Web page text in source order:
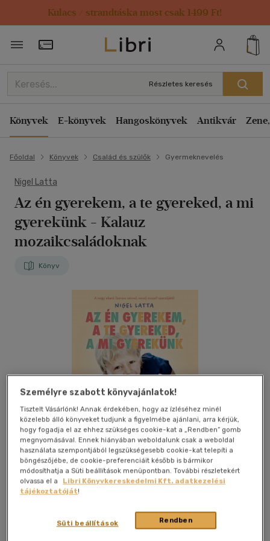
Kulacs / strandtáska most csak 1499 Ft!
Törzsvásárlói Kártya adatai
Részletes keresés
Könyvek E-könyvek Hangoskönyvek Antikvár
Főoldal Könyvek Család és szülők Gyermeknevelés
Nigel Latta
Az én gyerekem, a te gyereked, a mi
gyerekünk - Kalauz
mozaikcsaládoknak
Könyv
Kívánságlistához adom
(2 vélemény)
Személyre szabott könyvajánlatok!
Tisztelt Vásárlónk! Annak érdekében, hogy az ízléséhez minél
közelebb álló könyveket tudjunk a figyelmébe ajánlani, arra kérjük,
hogy fogadja el az ehhez szükséges cookie-kat a „Rendben” gomb
megnyomásával. Ennek hiányában weboldalunk csak a weboldal
használata szempontjából legszükségesebb cookie-kat telepíti a
böngészőjébe, de cookie-preferenciáit később is bármikor
módosíthatja a Süti beállítások menüpontban. További részletekért
olvassa el a
Libri Könyvkereskedelmi Kft. adatkezelési
tájékoztatóját!
Rendben
Süti beállítások